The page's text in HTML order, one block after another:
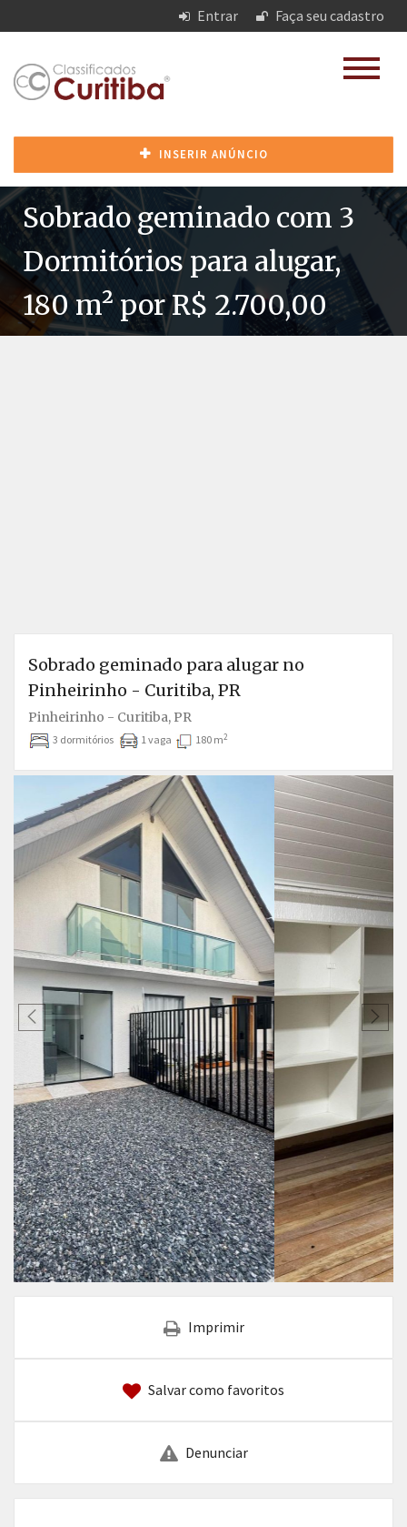
Entrar Faça seu cadastro
INSERIR ANÚNCIO
Sobrado geminado com 3
Dormitórios para alugar,
180 m² por R$ 2.700,00
Sobrado geminado para alugar no
Pinheirinho - Curitiba, PR
Pinheirinho - Curitiba, PR
3 dormitórios 1 vaga 180 m2
Imprimir
Salvar como favoritos
Denunciar